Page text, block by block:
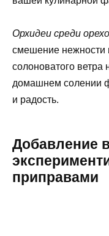
Орхидеи среди
смешение нежности
солоноватого ветра
домашнем солении
и радость.
Добавление
приправами